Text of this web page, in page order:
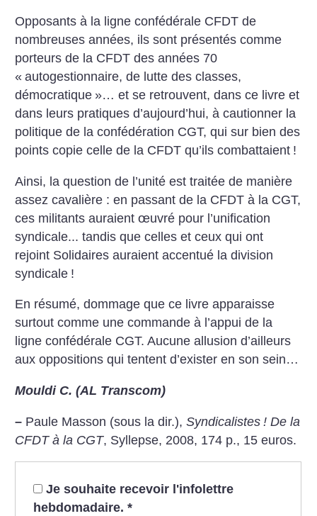
Opposants à la ligne confédérale CFDT de
nombreuses années, ils sont présentés comme
porteurs de la CFDT des années 70
« autogestionnaire, de lutte des classes,
démocratique »… et se retrouvent, dans ce livre et
dans leurs pratiques d’aujourd’hui, à cautionner la
politique de la confédération CGT, qui sur bien des
points copie celle de la CFDT qu’ils combattaient !
Ainsi, la question de l’unité est traitée de manière
assez cavalière : en passant de la CFDT à la CGT,
ces militants auraient œuvré pour l’unification
syndicale... tandis que celles et ceux qui ont
rejoint Solidaires auraient accentué la division
syndicale !
En résumé, dommage que ce livre apparaisse
surtout comme une commande à l’appui de la
ligne confédérale CGT. Aucune allusion d’ailleurs
aux oppositions qui tentent d’exister en son sein…
Mouldi C. (AL Transcom)
– Paule Masson (sous la dir.),Syndicalistes ! De la
CFDT à la CGT, Syllepse, 2008, 174 p., 15 euros.
Je souhaite recevoir l'infolettre
hebdomadaire. *